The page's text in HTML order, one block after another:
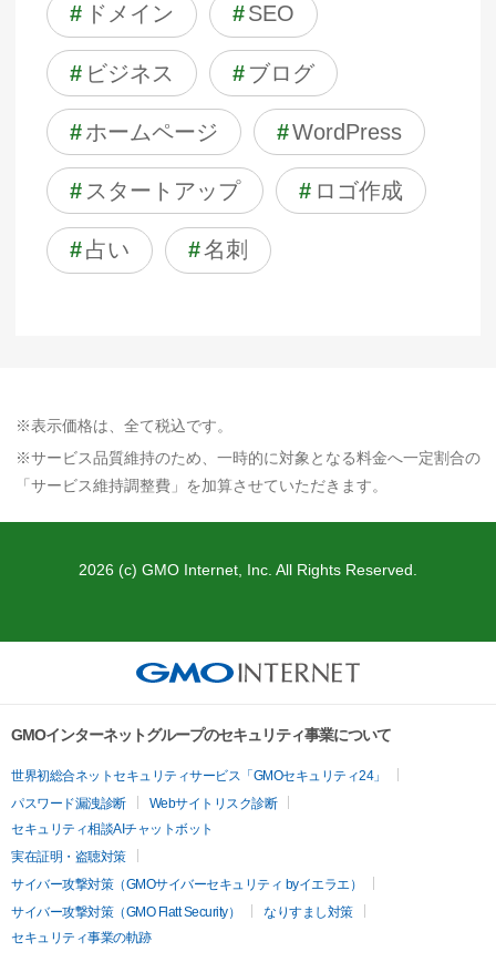
# ドメイン #SEO
# ビジネス # ブログ
#ホームページ #WordPress
# スタートアップ # ロゴ作成
#占い #名刺
※表示価格は、全て税込です。
※サービス品質維持のため、一時的に対象となる料金へ一定割合の
「サービス維持調整費」を加算させていただきます。
2026 (c) GMO Internet, Inc. All Rights Reserved.
GMOインターネットグループのセキュリティ事業について
世界初総合ネットセキュリティサービス「GMOセキュリティ24」
パスワード漏洩診断
Webサイトリスク診断
セキュリティ相談AIチャットボット
実在証明・盗聴対策
サイバー攻撃対策（GMOサイバーセキュリティ byイエラエ）
サイバー攻撃対策（GMO Flatt Security）
なりすまし対策
セキュリティ事業の軌跡